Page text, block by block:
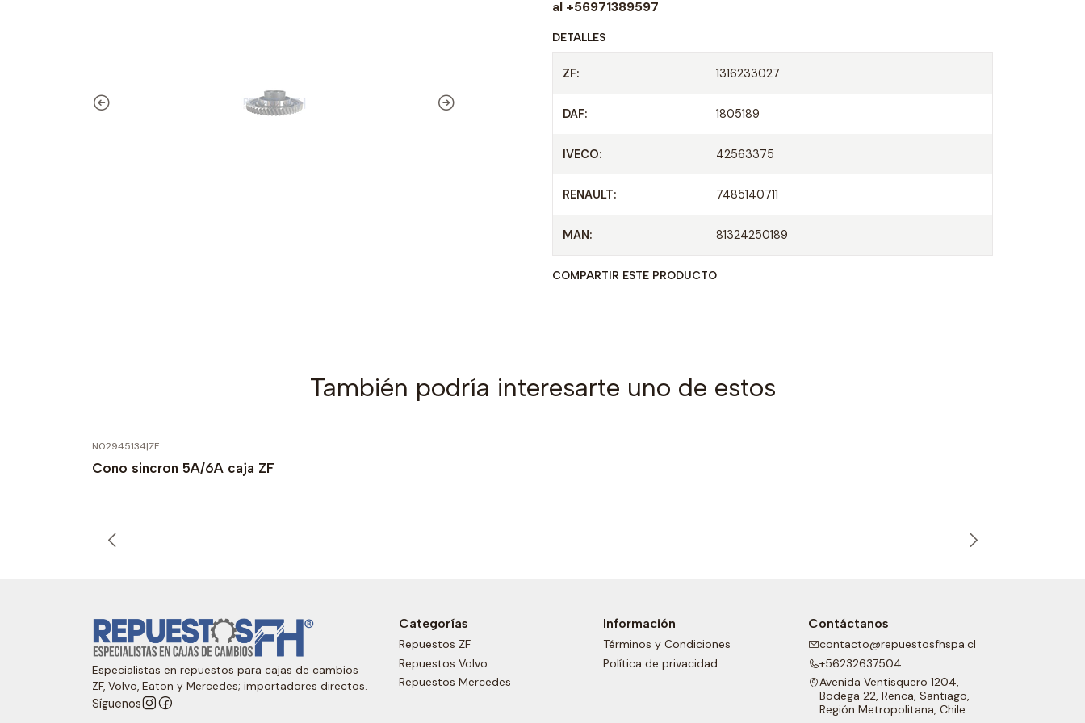
d
al +56971389597
DETALLES
ZF: 1316233027
DAF: 1805189
IVECO: 42563375
RENAULT: 7485140711
MAN: 81324250189
COMPARTIR ESTE PRODUCTO
También podría interesarte uno de estos
N02945134|ZF
Cono sincron 5A/6A caja ZF
Especialistas en repuestos para cajas de cambios
ZF, Volvo, Eaton y Mercedes; importadores directos.
Síguenos
Categorías
Repuestos ZF
Repuestos Volvo
Repuestos Mercedes
Información
Términos y Condiciones
Política de privacidad
Contáctanos
contacto@repuestosfhspa.cl
+56232637504
Avenida Ventisquero 1204,
Bodega 22, Renca, Santiago,
Región Metropolitana, Chile